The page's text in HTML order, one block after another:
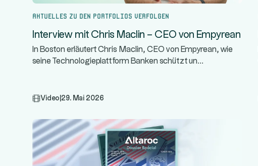
Aktuelles zu den Portfolios verfolgen
Interview mit Chris Maclin – CEO von Empyrean
In Boston erläutert Chris Maclin, CEO von Empyrean, wie
seine Technologieplattform Banken schützt un...
Video 29. Mai 2026